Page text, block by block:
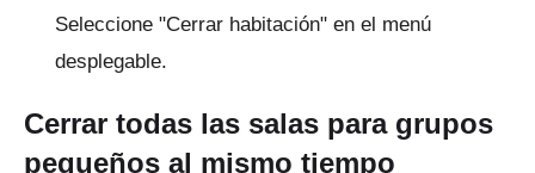
Seleccione "Cerrar habitación" en el menú
desplegable.
Cerrar todas las salas para grupos
pequeños al mismo tiempo